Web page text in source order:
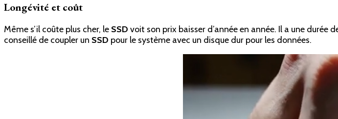
Longévité et coût
Même s’il coûte plus cher, le SSD voit son prix baisser d’année en année. Il a une
conseillé de coupler un SSD pour le système avec un disque dur pour les données.